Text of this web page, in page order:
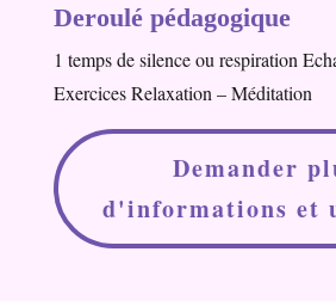
Deroulé pédagogique
1 temps de silence ou respiration
ExercicesRelaxation –Méditation
Demander
d'informations et